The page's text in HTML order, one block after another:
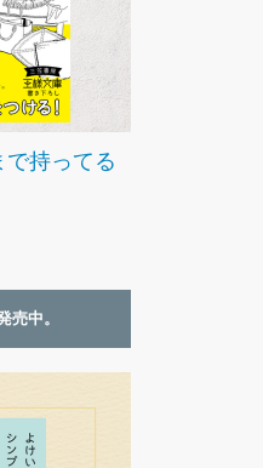
持ってる
売中。